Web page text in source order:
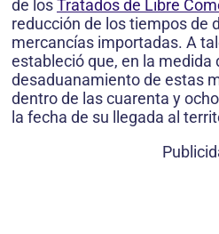
de losTratados de Libre
reducción de los tiempos de
mercancías importadas. A
estableció que, en la medida
desaduanamiento de estas
dentro de las cuarenta y
la fecha de su llegada al